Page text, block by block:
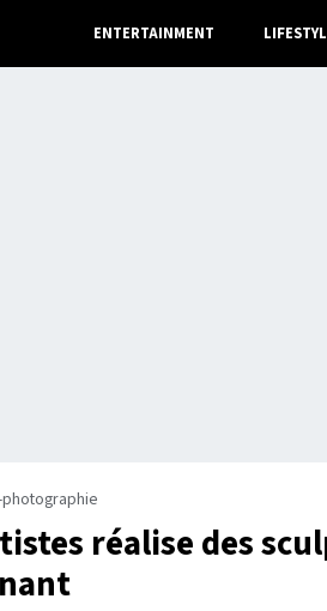
ENTERTAINMENT
réalise des